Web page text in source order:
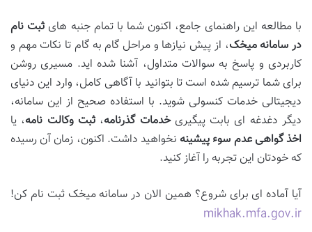
با مطالعه این راهنمای جامع، اکنون شما با تمام جنبه های ثبت نام
در سامانه میخک، از پیش نیازها و مراحل گام به گام تا نکات مهم و
کاربردی و پاسخ به سوالات متداول، آشنا شده اید. مسیری روشن
برای شما ترسیم شده است تا بتوانید با آگاهی کامل، وارد این دنیای
دیجیتالی خدمات کنسولی شوید. با استفاده صحیح از این سامانه،
دیگر دغدغه ای بابت پیگیریخدمات گذرنامه،ثبت وکالت نامه، یا
اخذ گواهی عدم سوء پیشینه نخواهید داشت. اکنون، زمان آن رسیده
که خودتان این تجربه را آغاز کنید.
آیا آماده ای برای شروع؟ همین الان در سامانه میخک ثبت نام کن!
mikhak.mfa.gov.ir